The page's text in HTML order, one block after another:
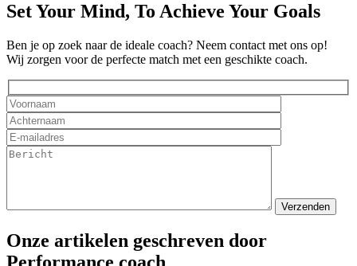
Set Your Mind, To Achieve Your Goals
Ben je op zoek naar de ideale coach? Neem contact met ons op!
Wij zorgen voor de perfecte match met een geschikte coach.
Onze artikelen geschreven door